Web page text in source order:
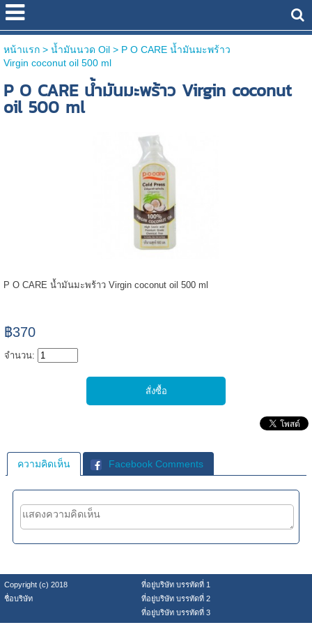
หน้าแรก> น้ำมันนวด Oil > P O CARE น้ำมันมะพร้าว
Virgin coconut oil 500 ml
P O CARE น้ำมันมะพร้าว Virgin coconut
oil 500 ml
P O CARE น้ำมันมะพร้าว Virgin coconut oil 500 ml
฿370
จำนวน:
ความคิดเห็น Facebook Comments
Copyright (c) 2018
ที่อยู่บริษัท บรรทัดที่ 1
ชื่อบริษัท
ที่อยู่บริษัท บรรทัดที่ 2
ที่อยู่บริษัท บรรทัดที่ 3